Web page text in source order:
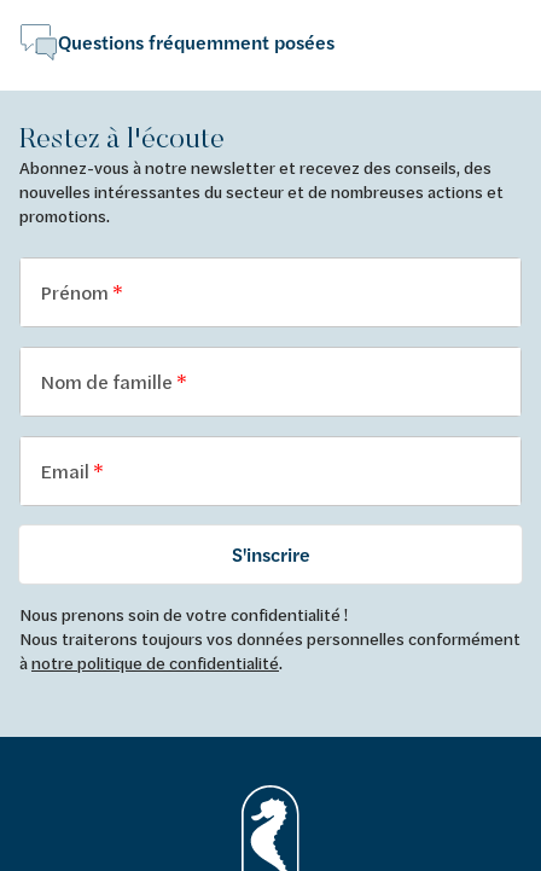
Questions fréquemment posées
Restez à l'écoute
Abonnez-vous à notre newsletter et recevez des conseils, des
nouvelles intéressantes du secteur et de nombreuses actions et
promotions.
Prénom
Nom de famille
Email
S'inscrire
Nous prenons soin de votre confidentialité !
Nous traiterons toujours vos données personnelles conformément
ànotre politique de confidentialité.